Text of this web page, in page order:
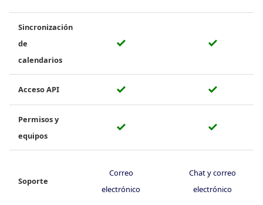
Sincronización
de
calendarios
✓ ✓
Acceso API ✓ ✓
Permisos y
equipos
✓ ✓
Soporte
Correo
electrónico
Chat y correo
electrónico